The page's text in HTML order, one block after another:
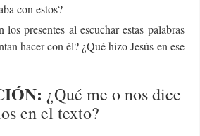
con estos?
los presentes al escuchar estas palabras
hacer con él? ¿Qué hizo Jesús en ese
: ¿Qué me o nos dice
en el texto?